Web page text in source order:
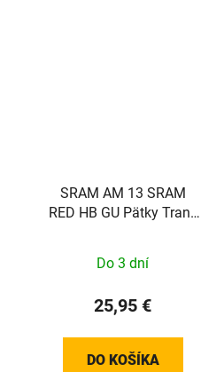
SRAM AM 13 SRAM
RED HB GU Pätky Trans
Do 3 dní
25,95 €
DO KOŠÍKA